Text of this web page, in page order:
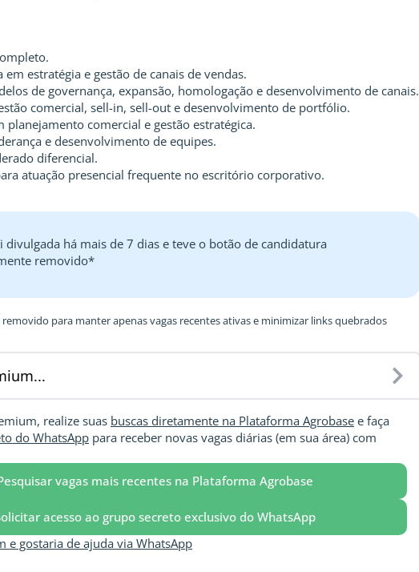
em estratégia e gestão de canais de vendas.
de governança, expansão, homologação e desenvolvimento de canais.
comercial, sell-in, sell-out e desenvolvimento de portfólio.
planejamento comercial e gestão estratégica.
e desenvolvimento de equipes.
diferencial.
atuação presencial frequente no escritório corporativo.
divulgada há mais de 7 dias e teve o botão de candidatura
removido*
para manter apenas vagas recentes ativas e minimizar links quebrados
realize suas buscas diretamente na Plataforma Agrobase e faça
do WhatsApp para receber novas vagas diárias (em sua área) com
vagas mais recentes na Plataforma Agrobase
acesso ao grupo secreto exclusivo do WhatsApp
e gostaria de ajuda via WhatsApp